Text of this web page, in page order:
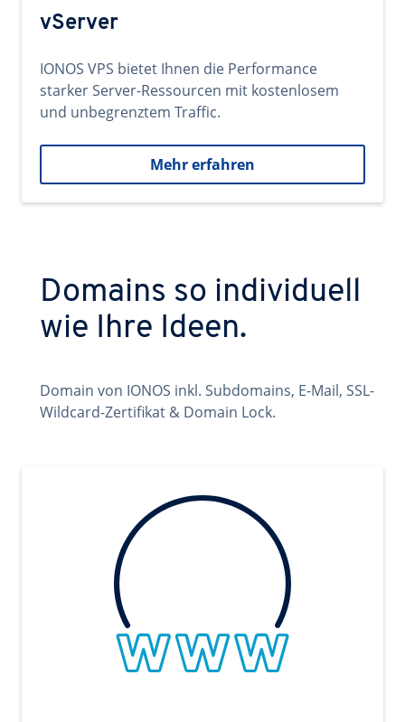
vServer
IONOS VPS bietet Ihnen die Performance
starker Server-Ressourcen mit kostenlosem
und unbegrenztem Traffic.
Mehr erfahren
Domains so individuell
wie Ihre Ideen.
Domain von IONOS inkl. Subdomains, E-Mail, SSL-
Wildcard-Zertifikat & Domain Lock.